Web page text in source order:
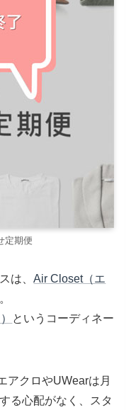
定期便
は、Air Closet（エ
というコーディネー
アクロやUWearは月
る心配がなく、スタ